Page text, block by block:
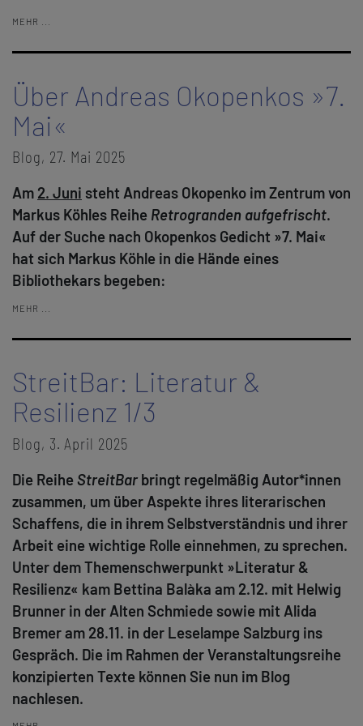
MEHR ...
Über Andreas Okopenkos »7.
Mai«
Blog, 27. Mai 2025
Am 2. Juni steht Andreas Okopenko im Zentrum von
Markus Köhles Reihe Retrogranden aufgefrischt.
Auf der Suche nach Okopenkos Gedicht »7. Mai«
hat sich Markus Köhle in die Hände eines
Bibliothekars begeben:
MEHR ...
StreitBar: Literatur &
Resilienz 1/3
Blog, 3. April 2025
Die Reihe StreitBar bringt regelmäßig Autor*innen
zusammen, um über Aspekte ihres literarischen
Schaffens, die in ihrem Selbstverständnis und ihrer
Arbeit eine wichtige Rolle einnehmen, zu sprechen.
Unter dem Themenschwerpunkt »Literatur &
Resilienz« kam Bettina Balàka am 2.12. mit Helwig
Brunner in der Alten Schmiede sowie mit Alida
Bremer am 28.11. in der Leselampe Salzburg ins
Gespräch. Die im Rahmen der Veranstaltungsreihe
konzipierten Texte können Sie nun im Blog
nachlesen.